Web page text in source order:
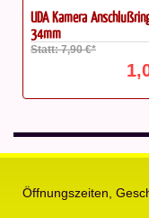
Zeiss
Öffnungszeiten,